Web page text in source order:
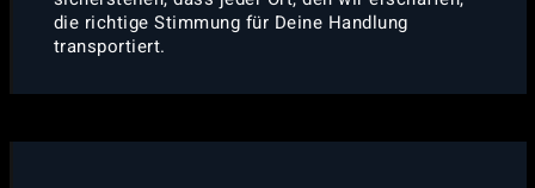
die richtige Stimmung für Deine Handlung
transportiert.